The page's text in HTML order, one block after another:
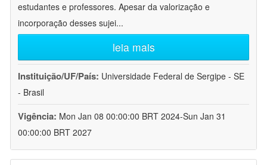
estudantes e professores. Apesar da valorização e
incorporação desses sujei...
leia mais
Instituição/UF/País: Universidade Federal de Sergipe - SE
- Brasil
Vigência: Mon Jan 08 00:00:00 BRT 2024-Sun Jan 31
00:00:00 BRT 2027